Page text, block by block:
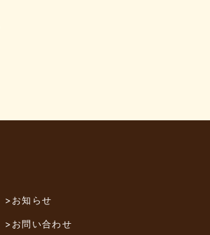
>お知らせ
>お問い合わせ